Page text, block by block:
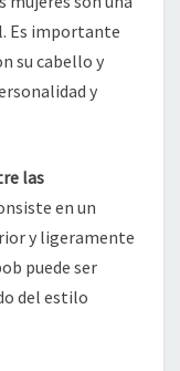
Es importante
su cabello y
y
las
en un
y ligeramente
puede ser
del estilo